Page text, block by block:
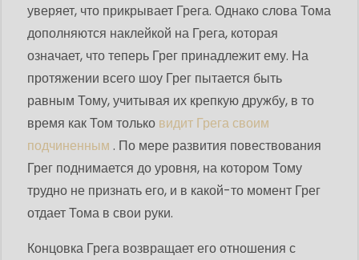
уверяет, что прикрывает Грега. Однако слова Тома
дополняются наклейкой на Грега, которая
означает, что теперь Грег принадлежит ему. На
протяжении всего шоу Грег пытается быть
равным Тому, учитывая их крепкую дружбу, в то
время как Том только видит Грега своим
подчиненным . По мере развития повествования
Грег поднимается до уровня, на котором Тому
трудно не признать его, и в какой-то момент Грег
отдает Тома в свои руки.
Концовка Грега возвращает его отношения с